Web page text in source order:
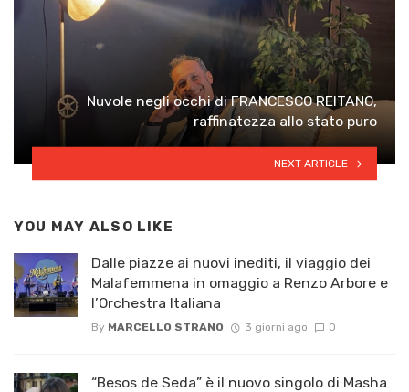
Nuvole negli occhi di FRANCESCO REITANO,
raffinatezza allo stato puro
NEXT ARTICLE
YOU MAY ALSO LIKE
Dalle piazze ai nuovi inediti, il viaggio dei
Malafemmena in omaggio a Renzo Arbore e
l’Orchestra Italiana ​
By MARCELLO STRANO 3 giorni ago 0
“Besos de Seda” è il nuovo singolo di Masha